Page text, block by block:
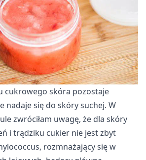
cukrowego skóra pozostaje
nadaje się do skóry suchej. W
zwróciłam uwagę, że dla skóry
i trądziku cukier nie jest zbyt
rozmnażający się w